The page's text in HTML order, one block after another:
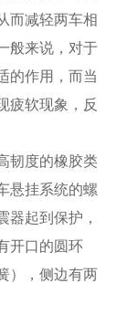
而减轻两车相
般来说，对于
的作用，而当
疲软现象，反
韧度的橡胶类
悬挂系统的螺
器起到保护，
开口的圆环
），侧边有两